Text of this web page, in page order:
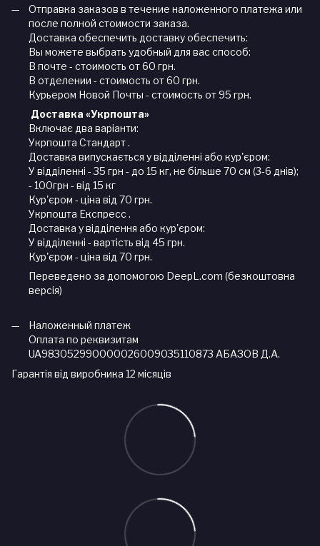
Отправка заказов в течение наложенного платежа или
после полной стоимости заказа.
Доставка обеспечить доставку обеспечить:
Вы можете выбрать удобный для вас способ:
В почте - стоимость от 60 грн.
В отделении - стоимость от 60 грн.
Курьером Новой Почты - стоимость от 95 грн.
Доставка «Укрпошта»
Включає два варіанти:
Укрпошта Стандарт .
Доставка випускається у відділенні або кур'єром:
У відділенні - 35 грн - до 15 кг, не більше 70 см (3-6 днів);
- 100грн - від 15 кг
Кур'єром - ціна від 70 грн.
Укрпошта Експресс .
Доставка у відділення або кур'єром:
У відділенні - вартість від 45 грн.
Кур'єром - ціна від 70 грн.
Переведено за допомогою DeepL.com (безкоштовна
версія)
Наложенный платеж
Оплата по реквизитам
UA983052990000026009035110873 АБАЗОВ Д.А.
Гарантія від виробника 12 місяців